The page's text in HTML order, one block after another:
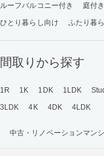
ルーフバルコニー付き 庭付き
ひとり暮らし向け
ふたり暮
間取りから探す
1R 1K 1DK 1LDK
3LDK
4K 4DK 4LDK
中古・リノベーションマン